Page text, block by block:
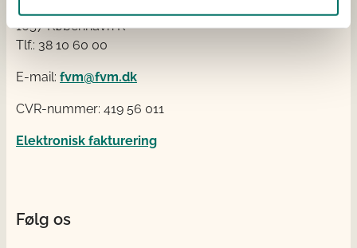
1057 København K
Tlf.: 38 10 60 00
E-mail: fvm@fvm.dk
CVR-nummer: 419 56 011
Elektronisk fakturering
Følg os